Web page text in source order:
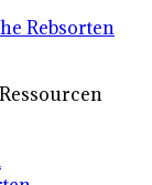
Rebsorten